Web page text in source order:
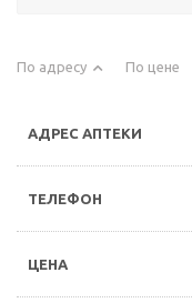
По адресу По цене